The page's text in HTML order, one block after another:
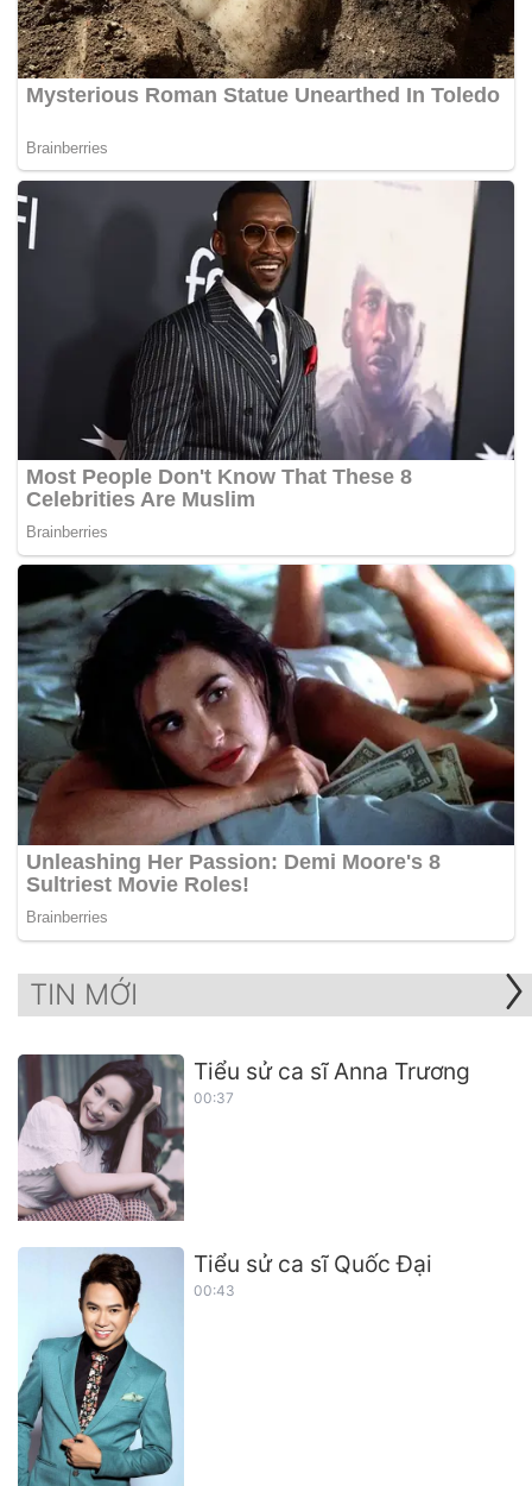
TIN MỚI
Tiểu sử ca sĩ Anna Trương
00:37
Tiểu sử ca sĩ Quốc Đại
00:43